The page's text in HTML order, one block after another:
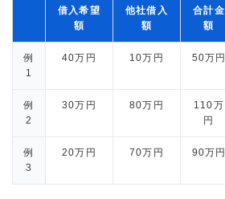
借入希望
額
他社借入
額
合計金
額
例
1
40万円 10万円 50万円
例
2
30万円 80万円
110万
円
例
3
20万円 70万円 90万円